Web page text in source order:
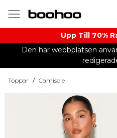
Upp Till 70%
Den här webbplatsen
Toppar / Camisole